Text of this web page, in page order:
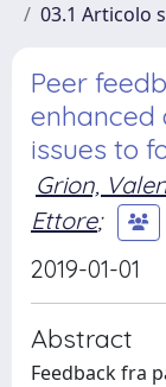
03.1 Articolo
Peer
enhanced
issues to
Grion,
Ettore;
2019-01-01
Abstract
Feedback fra